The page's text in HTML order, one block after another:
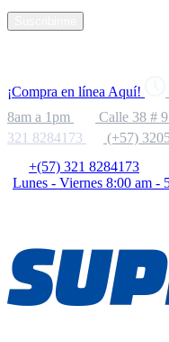
¡Compra en línea Aquí!
8am a 1pm
Calle 38 #
321 8284173
(+57)
+(57) 321 8284173
Lunes - Viernes 8:00 am -